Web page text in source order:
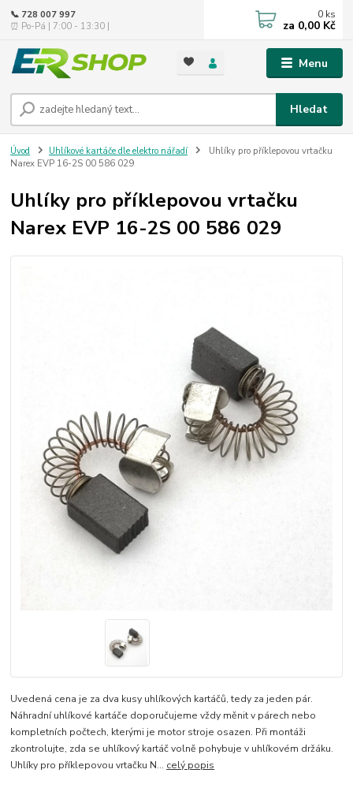
Menu
Hledat
📞 728 007 997
⏰ Po-Pá | 7:00 - 13:30 |
0 ks
za 0,00 Kč
Úvod Uhlíkové kartáče dle elektro nářadí
Uhlíky pro příklepovou vrtačku
Narex EVP 16-2S 00 586 029
Uhlíky pro příklepovou vrtačku
Narex EVP 16-2S 00 586 029
Uvedená cena je za dva kusy uhlíkových kartáčů, tedy za jeden pár.
Náhradní uhlíkové kartáče doporučujeme vždy měnit v párech nebo
kompletních počtech, kterými je motor stroje osazen. Při montáži
zkontrolujte, zda se uhlíkový kartáč volně pohybuje v uhlíkovém držáku.
Uhlíky pro příklepovou vrtačku N... celý popis